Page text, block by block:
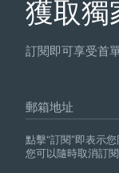
獲取獨
訂閱即可享受首
郵箱地址
點擊“訂閱”即表示
您可以隨時取消訂閱